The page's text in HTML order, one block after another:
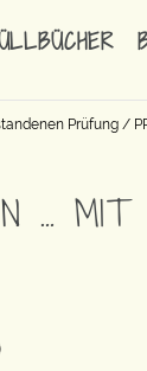
Prüfung /
… MIT